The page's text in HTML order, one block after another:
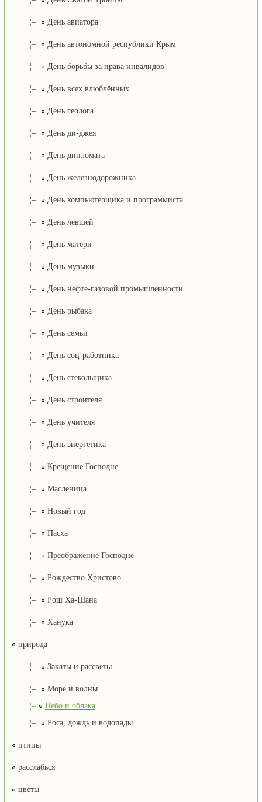
¦– День авиатора
¦– День автономной республики Крым
¦– День борьбы за права инвалидов
¦– День всех влюблённых
¦– День геолога
¦– День ди-джея
¦– День дипломата
¦– День железнодорожника
¦– День компьютерщика и программиста
¦– День левшей
¦– День матери
¦– День музыки
¦– День нефте-газовой промышленности
¦– День рыбака
¦– День семьи
¦– День соц-работника
¦– День стекольщика
¦– День строителя
¦– День учителя
¦– День энергетика
¦– Крещение Господне
¦– Масленица
¦– Новый год
¦– Пасха
¦– Преображение Господне
¦– Рождество Христово
¦– Рош Ха-Шана
¦– Ханука
природа
¦– Закаты и рассветы
¦–
Море и волны
¦–
Небо и облака
¦–
Роса, дождь и водопады
птицы
расслабься
цветы